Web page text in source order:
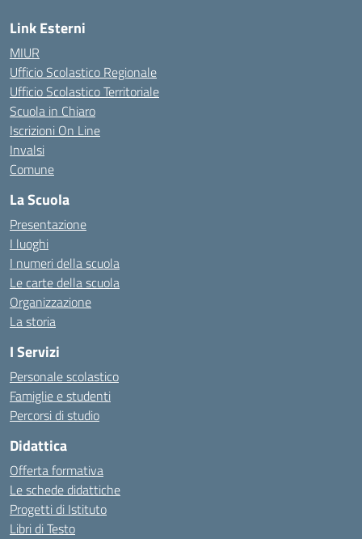
Link Esterni
MIUR
Ufficio Scolastico Regionale
Ufficio Scolastico Territoriale
Scuola in Chiaro
Iscrizioni On Line
Invalsi
Comune
La Scuola
Presentazione
I luoghi
I numeri della scuola
Le carte della scuola
Organizzazione
La storia
I Servizi
Personale scolastico
Famiglie e studenti
Percorsi di studio
Didattica
Offerta formativa
Le schede didattiche
Progetti di Istituto
Libri di Testo